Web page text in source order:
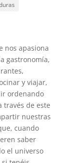
nos apasiona
gastronomía,
y viajar,
ordenando
través de este
nuestras
cuando
saber
el universo